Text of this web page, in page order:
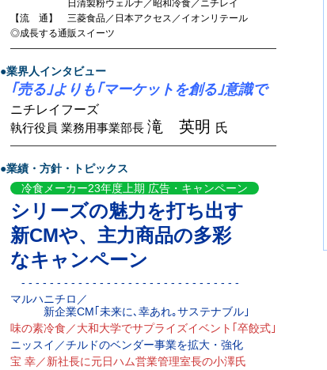
日清製粉ウェルナ／昭和冷食／ニチレイ
【流 通】 三菱食品／日本アクセス／イオンリテール
◎成長する通販スイーツ
————————————————————————————
●業界人インタビュー
｢売る｣よりも｢マーケットを創る｣意識で
ニチレイフーズ
執行役員 業務用事業部長 滝 英明 氏
————————————————————————————
●業績・方針・トピックス
冷食メーカー23年度上期 広告・キャンペーン
シリーズの魅力を打ち出す
新CMや、主力商品の多彩
なキャンペーン
- - - - - - - - - - - - - - - - - - - - - - - - - - - - - - -
マルハニチロ／
新企業CM｢未来に､幸あれ｡サステナブル｣
味の素冷食／大和大学でサプライズイベント｢卒餃式｣
ニッスイ／チルドのベンダー事業を拡大・強化
宝 幸／新社長に元日ハム営業管理室長の小澤氏